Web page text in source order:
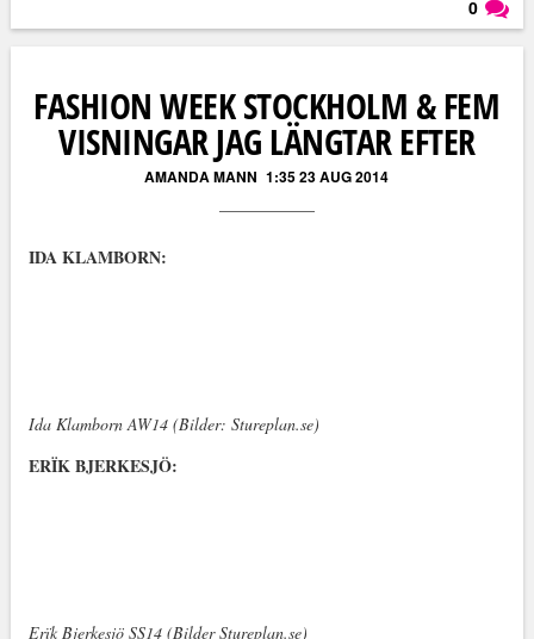
0
FASHION WEEK STOCKHOLM & FEM
VISNINGAR JAG LÄNGTAR EFTER
AMANDA MANN 1:35 23 AUG 2014
IDA KLAMBORN:
Ida Klamborn AW14 (Bilder: Stureplan.se)
ERÏK BJERKESJÖ:
Erïk Bjerkesjö SS14 (Bilder Stureplan.se)